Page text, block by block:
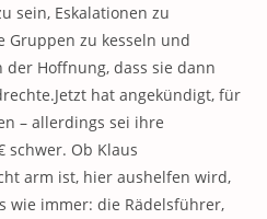
sein, Eskalationen zu
zu kesseln und
Hoffnung, dass sie dann
hat angekündigt, für
– allerdings sei ihre
schwer. Ob Klaus
arm ist, hier aushelfen wird,
wie immer: die Rädelsführer,